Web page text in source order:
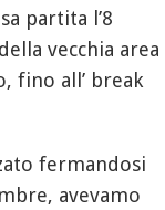
partita l’8
vecchia area
fino all’ break
fermandosi
avevamo